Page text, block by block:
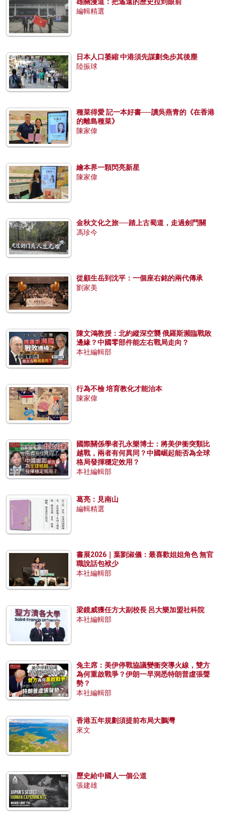
編輯精選
日本人口萎縮 中港須先謀劃免步其後塵
陸振球
種菜得愛 記一本好書──讀吳燕青的《在香港
的離島種菜》
陳家偉
繪本界一顆閃亮新星
陳家偉
金秋文化之旅──踏上古蜀道，走過劍門關
馮珍今
從顧生岳到沈平：一個座右銘的兩代傳承
劉家美
陳文鴻教授：北約縱深空襲 俄羅斯瀕臨戰敗
邊緣？中國零部件能左右戰局走向？
本社編輯部
行為不檢 培育教化才能治本
陳家偉
國際關係學者孔永樂博士：將美伊衝突類比
越戰，兩者有何異同？中國崛起能否為全球
格局發揮穩定效用？
本社編輯部
葛亮：見南山
編輯精選
書展2026｜葉劉淑儀：最喜歡姐姐角色 無官
職說話包袱少
本社編輯部
梁鏡威獲任方大副校長 呂大樂加盟社科院
本社編輯部
兔主席：美伊停戰協議變衝突導火線，雙方
為何重啟戰爭？伊朗一早洞悉特朗普虛張聲
勢？
本社編輯部
香港五年規劃須提前布局大鵬灣
來文
歷史給中國人一個公道
張建雄